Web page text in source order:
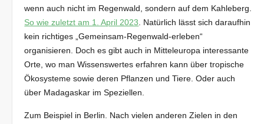
wenn auch nicht im Regenwald, sondern auf dem Kahleberg.
So wie zuletzt am 1. April 2023 . Natürlich lässt sich daraufhin
kein richtiges „Gemeinsam-Regenwald-erleben“
organisieren. Doch es gibt auch in Mitteleuropa interessante
Orte, wo man Wissenswertes erfahren kann über tropische
Ökosysteme sowie deren Pflanzen und Tiere. Oder auch
über Madagaskar im Speziellen.
Zum Beispiel in Berlin. Nach vielen anderen Zielen in den